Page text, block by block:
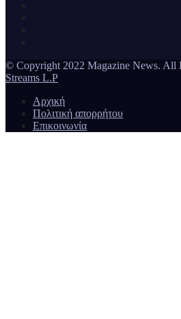
© Copyright 2022 Magazine News. All
Streams L.P
Αρχική
Πολιτική απορρήτου
Επικοινωνία